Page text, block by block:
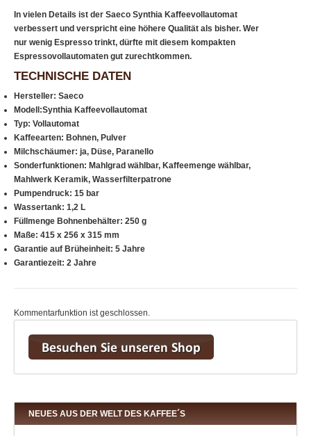
In vielen Details ist der Saeco Synthia Kaffeevollautomat
verbessert und verspricht eine höhere Qualität als bisher. Wer
nur wenig Espresso trinkt, dürfte mit diesem kompakten
Espressovollautomaten gut zurechtkommen.
TECHNISCHE DATEN
Hersteller: Saeco
Modell:Synthia Kaffeevollautomat
Typ: Vollautomat
Kaffeearten: Bohnen, Pulver
Milchschäumer: ja, Düse, Paranello
Sonderfunktionen: Mahlgrad wählbar, Kaffeemenge wählbar,
Mahlwerk Keramik, Wasserfilterpatrone
Pumpendruck: 15 bar
Wassertank: 1,2 L
Füllmenge Bohnenbehälter: 250 g
Maße: 415 x 256 x 315 mm
Garantie auf Brüheinheit: 5 Jahre
Garantiezeit: 2 Jahre
Kommentarfunktion ist geschlossen.
NEUES AUS DER WELT DES KAFFEE´S